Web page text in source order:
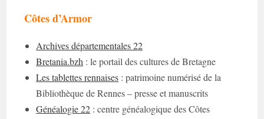
Côtes d’Armor
Archives départementales 22
Bretania.bzh : le portail des cultures de Bretagne
Les tablettes rennaises : patrimoine numérisé de la
Bibliothèque de Rennes – presse et manuscrits
Généalogie 22 : centre généalogique des Côtes